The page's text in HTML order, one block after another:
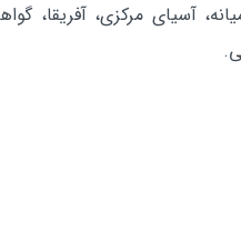
آسیای مرکزی،